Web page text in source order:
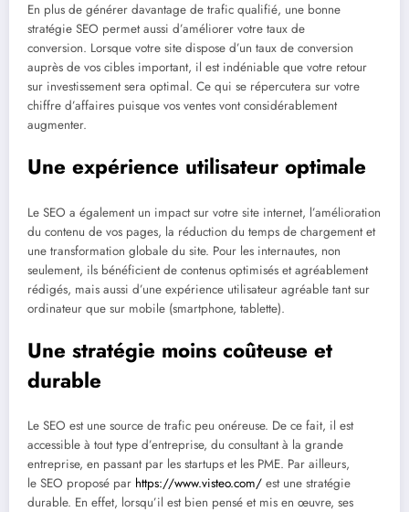
En plus de générer davantage de trafic qualifié, une bonne
stratégie SEO permet aussi d’améliorer votre taux de
conversion. Lorsque votre site dispose d’un taux de conversion
auprès de vos cibles important, il est indéniable que votre retour
sur investissement sera optimal. Ce qui se répercutera sur votre
chiffre d’affaires puisque vos ventes vont considérablement
augmenter.
Une expérience utilisateur optimale
Le SEO a également un impact sur votre site internet, l’amélioration
du contenu de vos pages, la réduction du temps de chargement et
une transformation globale du site. Pour les internautes, non
seulement, ils bénéficient de contenus optimisés et agréablement
rédigés, mais aussi d’une expérience utilisateur agréable tant sur
ordinateur que sur mobile (smartphone, tablette).
Une stratégie moins coûteuse et
durable
Le SEO est une source de trafic peu onéreuse. De ce fait, il est
accessible à tout type d’entreprise, du consultant à la grande
entreprise, en passant par les startups et les PME. Par ailleurs,
le SEO proposé par https://www.visteo.com/ est une stratégie
durable. En effet, lorsqu’il est bien pensé et mis en œuvre, ses